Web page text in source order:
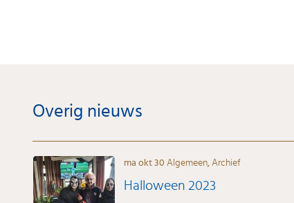
Overig nieuws
ma okt 30Algemeen,Archief
Halloween 2023